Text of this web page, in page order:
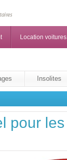
Location voitures
Insolites
pour